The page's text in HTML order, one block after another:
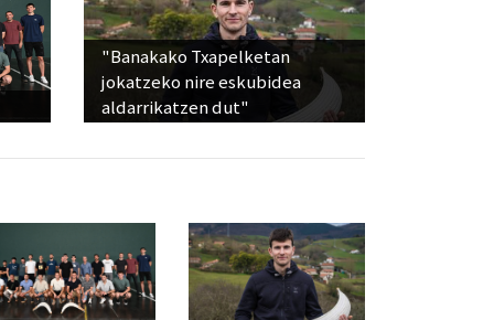
"Banakako Txapelketan
jokatzeko nire eskubidea
aldarrikatzen dut"